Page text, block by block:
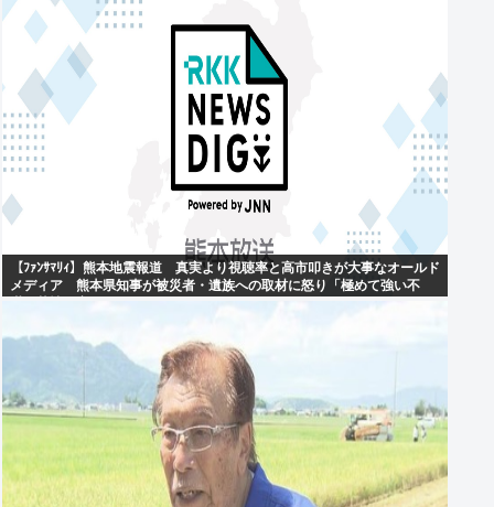
【ﾌｧﾝｻﾏﾘｨ】熊本地震報道 真実より視聴率と高市叩きが大事なオールド
メディア 熊本県知事が被災者・遺族への取材に怒り「極めて強い不